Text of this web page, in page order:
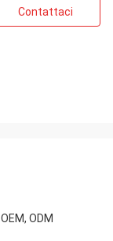
Contattaci
OEM, ODM